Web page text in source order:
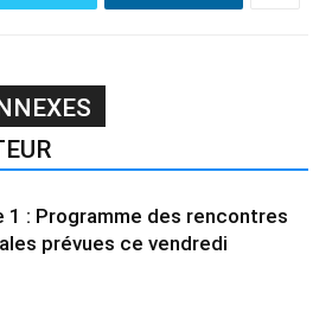
1 : Programme des rencontres
prévues ce vendredi